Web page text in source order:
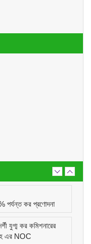
পর্যন্ত কর প্রণোদনা
যুগ্ম কর কমিশনারের
এর NOC